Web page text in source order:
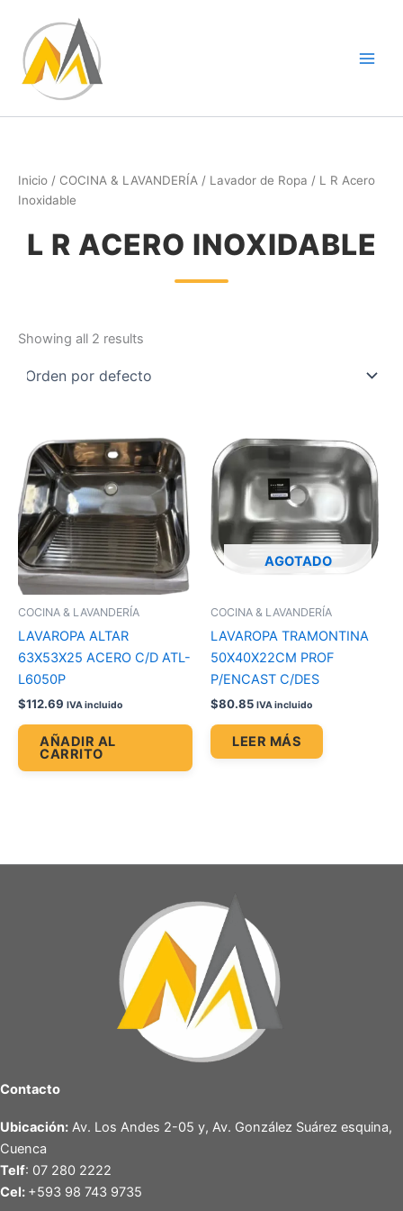
contenido
Inicio / COCINA & LAVANDERÍA / Lavador de Ropa / L R Acero
Inoxidable
L R ACERO INOXIDABLE
Showing all 2 results
COCINA & LAVANDERÍA
LAVAROPA ALTAR
63X53X25 ACERO C/D ATL-
L6050P
$112.69 IVA incluido
AÑADIR AL
CARRITO
AGOTADO
COCINA & LAVANDERÍA
LAVAROPA TRAMONTINA
50X40X22CM PROF
P/ENCAST C/DES
$80.85 IVA incluido
LEER MÁS
Contacto
Ubicación: Av. Los Andes 2-05 y, Av. González Suárez esquina,
Cuenca
Telf: 07 280 2222
Cel: +593 98 743 9735